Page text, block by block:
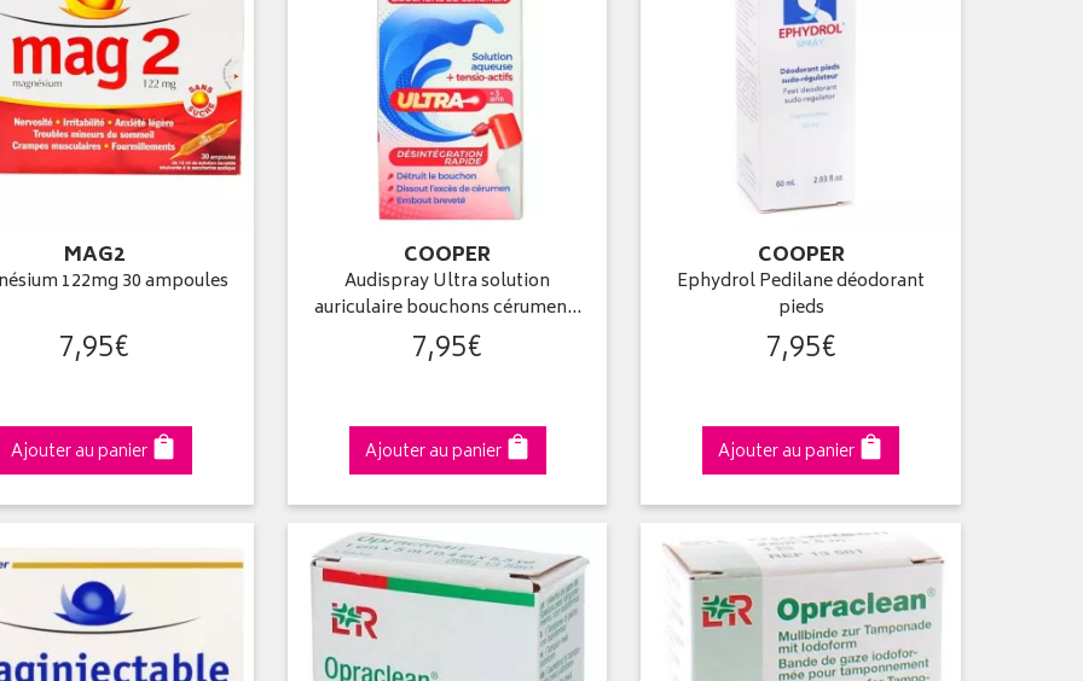
MAG2
122mg 30 ampoules
7,95€
Ajouter au panier
COOPER
Audispray Ultra solution
auriculaire bouchons cérumen…
7,95€
Ajouter au panier
COOPER
Ephydrol Pedilane déodorant
pieds
7,95€
Ajouter au panier